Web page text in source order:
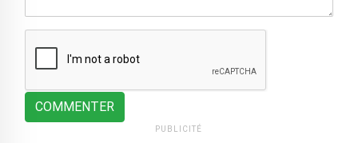
COMMENTER
PUBLICITÉ